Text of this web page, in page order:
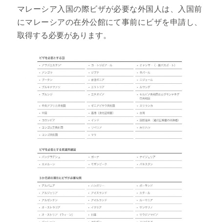
マレーシア入国の際ビザが必要な外国人は、入国前
にマレーシアの在外公館にて事前にビザを申請し、
取得する必要があります。